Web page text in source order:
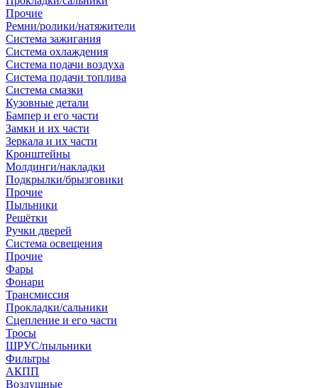
Прочие
Ремни/ролики/натяжители
Система зажигания
Система охлаждения
Система подачи воздуха
Система подачи топлива
Система смазки
Кузовные детали
Бампер и его части
Замки и их части
Зеркала и их части
Кронштейны
Молдинги/накладки
Подкрылки/брызговики
Прочие
Пыльники
Решётки
Ручки дверей
Система освещения
Прочие
Фары
Фонари
Трансмиссия
Прокладки/сальники
Сцепление и его части
Тросы
ШРУС/пыльники
Фильтры
АКПП
Воздушные